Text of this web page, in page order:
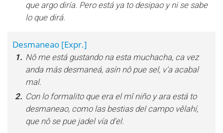
que argo diría. Pero está ya to desipao y ni se sabe
lo que dirá.
Desmaneao [Expr.]
1. Nô me está gustando na esta muchacha, ca vez
anda más desmaneá, asín nô pue sel, v'a acabal
mal.
2. Con lo formalito que era el mî niño y ara está to
desmaneao, como las bestias del campo vêlahí,
que nô se pue jadel vía d'el.